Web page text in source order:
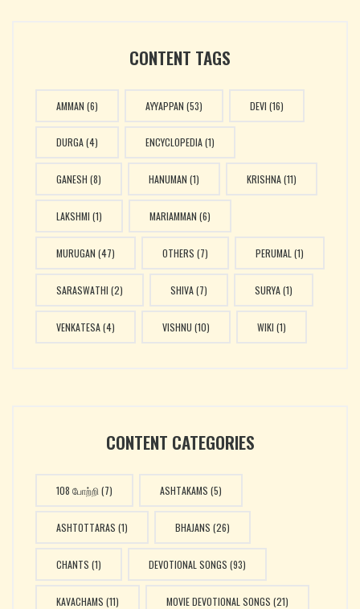
CONTENT TAGS
AMMAN (6) AYYAPPAN (53) DEVI (16)
DURGA(4) ENCYCLOPEDIA(1)
GANESH (8) HANUMAN (1) KRISHNA(11)
LAKSHMI (1) MARIAMMAN (6)
MURUGAN (47) OTHERS (7) PERUMAL (1)
SARASWATHI (2) SHIVA(7) SURYA(1)
VENKATESA(4) VISHNU (10) WIKI (1)
CONTENT CATEGORIES
108 போற்றி (7) ASHTAKAMS (5)
ASHTOTTARAS (1) BHAJANS (26)
CHANTS (1) DEVOTIONAL SONGS (93)
KAVACHAMS (11) MOVIE DEVOTIONAL SONGS (21)